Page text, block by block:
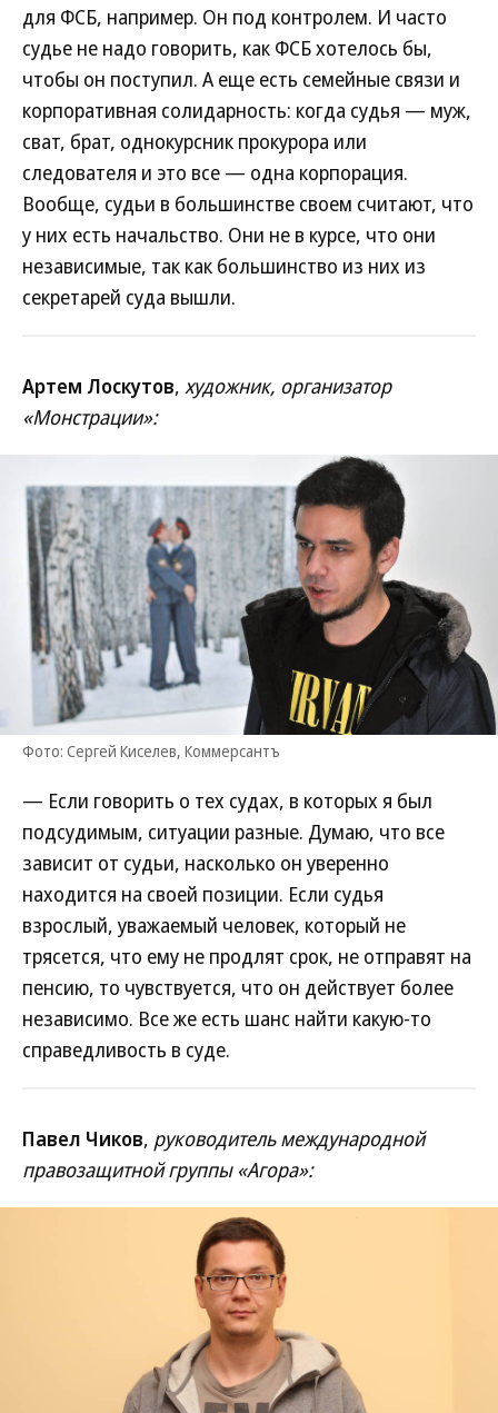
для ФСБ, например. Он под контролем. И часто
судье не надо говорить, как ФСБ хотелось бы,
чтобы он поступил. А еще есть семейные связи и
корпоративная солидарность: когда судья — муж,
сват, брат, однокурсник прокурора или
следователя и это все — одна корпорация.
Вообще, судьи в большинстве своем считают, что
у них есть начальство. Они не в курсе, что они
независимые, так как большинство из них из
секретарей суда вышли.
Артем Лоскутов, художник, организатор
«Монстрации»:
Фото: Сергей Киселев, Коммерсантъ
— Если говорить о тех судах, в которых я был
подсудимым, ситуации разные. Думаю, что все
зависит от судьи, насколько он уверенно
находится на своей позиции. Если судья
взрослый, уважаемый человек, который не
трясется, что ему не продлят срок, не отправят на
пенсию, то чувствуется, что он действует более
независимо. Все же есть шанс найти какую-то
справедливость в суде.
Павел Чиков, руководитель международной
правозащитной группы «Агора»: